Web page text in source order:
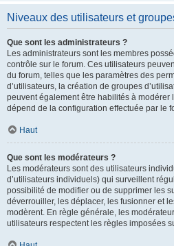
Niveaux des utilisateurs et
Que sont les administrateurs ?
Les administrateurs sont les membres
contrôle sur le forum. Ces utilisateurs
du forum, telles que les paramètres des
d’utilisateurs, la création de groupes
peuvent également être habilités à modérer
dépend de la configuration effectuée par le
Haut
Que sont les modérateurs ?
Les modérateurs sont des utilisateurs
d’utilisateurs individuels) qui surveillent
possibilité de modifier ou de supprimer les
déverrouiller, les déplacer, les fusionner et
modèrent. En règle générale, les
utilisateurs respectent les règles imposées